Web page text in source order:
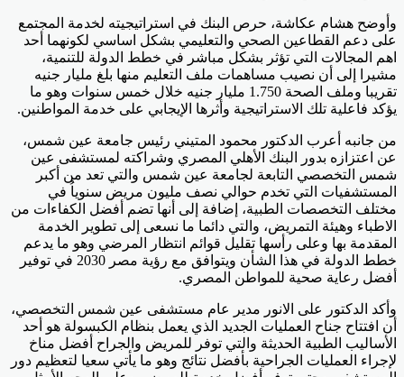
وأوضح هشام عكاشة، حرص البنك في استراتيجيته لخدمة المجتمع
على دعم القطاعين الصحي والتعليمي بشكل اساسي لكونهما أحد
اهم المجالات التي تؤثر بشكل مباشر في خطط الدولة للتنمية،
مشيرا إلى أن نصيب مساهمات ملف التعليم منها بلغ مليار جنيه
تقريبا وملف الصحة 1.750 مليار جنيه خلال خمس سنوات وهو ما
يؤكد فاعلية تلك الاستراتيجية وأثرها الإيجابي على خدمة المواطنين.
من جانبه أعرب الدكتور محمود المتيني رئيس جامعة عين شمس،
عن اعتزازه بدور البنك الأهلي المصري وشراكته لمستشفى عين
شمس التخصصي التابعة لجامعة عين شمس والتي تعد من أكبر
المستشفيات التي تخدم حوالي نصف مليون مريض سنوياُ في
مختلف التخصصات الطبية، إضافة إلى أنها تضم أفضل الكفاءات من
الاطباء وهيئة التمريض، والتي دائما ما نسعى إلى تطوير الخدمة
المقدمة بها وعلى رأسها تقليل قوائم انتظار المرضي وهو ما يدعم
خطط الدولة في هذا الشأن ويتوافق مع رؤية مصر 2030 في توفير
أفضل رعاية صحية للمواطن المصري.
وأكد الدكتور على الانور مدير عام مستشفى عين شمس التخصصي،
أن افتتاح جناح العمليات الجديد الذي يعمل بنظام الكبسولة هو أحد
الأساليب الطبية الحديثة والتي توفر للمريض والجراح أفضل مناخ
لإجراء العمليات الجراحية بأفضل نتائج وهو ما يأتي سعيا لتعظيم دور